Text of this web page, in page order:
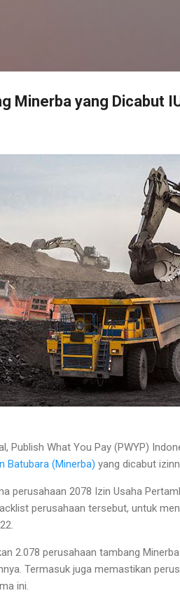
Minerba yang Dicabut
Publish What You Pay (PWYP)
Batubara (Minerba) yang dicabut
perusahaan 2078 Izin Usaha
perusahaan tersebut, untuk
2.078 perusahaan tambang
Termasuk juga memastikan
ini.